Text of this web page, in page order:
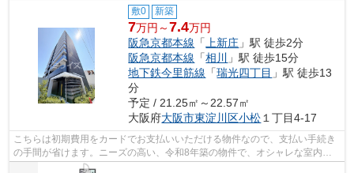
敷0 新築
7万円～7.4万円
阪急京都本線 「上新庄 」駅 徒歩2分
阪急京都本線 「相川
」駅 徒歩15分
地下鉄今里筋線 「瑞光四丁目 」駅 徒歩13
分
予定 / 21.25㎡～22.57㎡
大阪府大阪市東淀川区小松１丁目4-17
こちらは初期費用をカードでお支払いいただける物件なので、支払い手続き
の手間が省けます。ニーズの高い、令和8年築の物件で、オシャレな室内が
魅力的。こちらの物件はマンションです...